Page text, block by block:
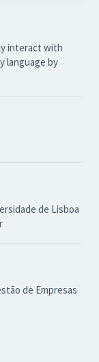
interact with
language by
de Lisboa
de Empresas